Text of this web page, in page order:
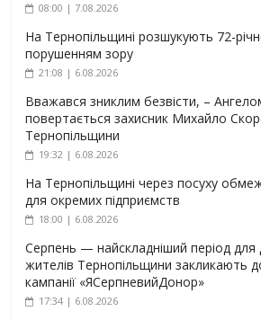
08:00 | 7.08.2026
На Тернопільщині розшукують 72-
порушенням зору
21:08 | 6.08.2026
Вважався зниклим безвісти, –
повертається захисник Михайло
Тернопільщини
19:32 | 6.08.2026
На Тернопільщині через посуху
для окремих підприємств
18:00 | 6.08.2026
Серпень — найскладніший період для
жителів Тернопільщини закликають
кампанії «ЯСерпневийДонор»
17:34 | 6.08.2026